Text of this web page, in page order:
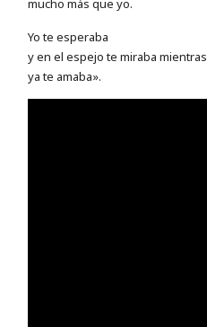
mucho más que yo.
Yo te esperaba
y en el espejo te miraba mientras
ya te amaba».